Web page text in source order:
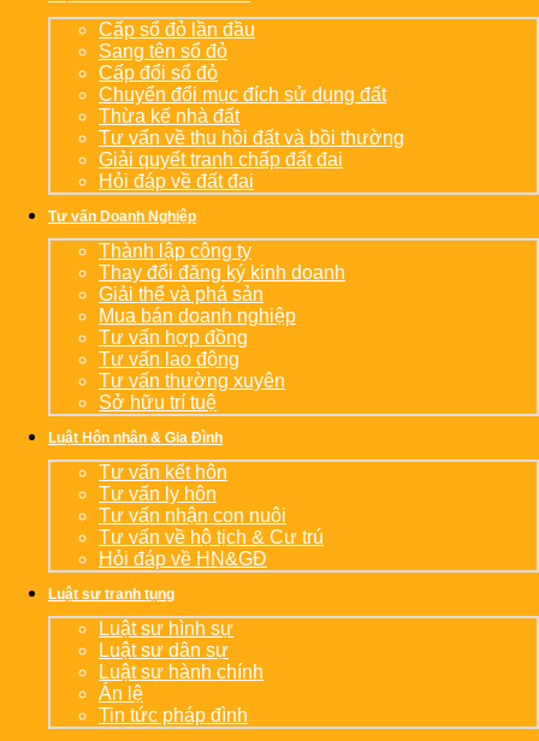
Cấp sổ đỏ lần đầu
Sang tên sổ đỏ
Cấp đổi sổ đỏ
Chuyển đổi mục đích sử dụng đất
Thừa kế nhà đất
Tư vấn về thu hồi đất và bồi thường
Giải quyết tranh chấp đất đai
Hỏi đáp về đất đai
Tư vấn Doanh Nghiệp
Thành lập công ty
Thay đổi đăng ký kinh doanh
Giải thể và phá sản
Mua bán doanh nghiệp
Tư vấn hợp đồng
Tư vấn lao động
Tư vấn thường xuyên
Sở hữu trí tuệ
Luật Hôn nhân & Gia Đình
Tư vấn kết hôn
Tư vấn ly hôn
Tư vấn nhận con nuôi
Tư vấn về hộ tịch & Cư trú
Hỏi đáp về HN&GĐ
Luật sư tranh tụng
Luật sư hình sự
Luật sư dân sự
Luật sư hành chính
Án lệ
Tin tức pháp đình